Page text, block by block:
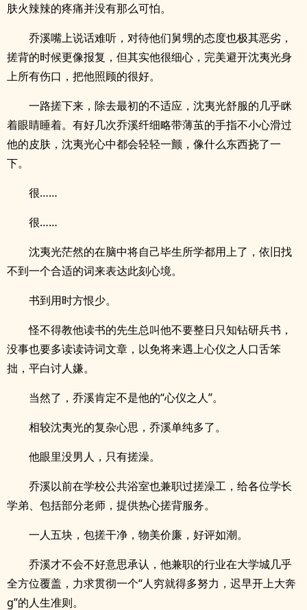
肤火辣辣的疼痛并没有那么可怕。
乔溪嘴上说话难听，对待他们舅甥的态度也极其恶劣，
搓背的时候更像报复，但其实他很细心，完美避开沈夷光身
上所有伤口，把他照顾的很好。
一路搓下来，除去最初的不适应，沈夷光舒服的几乎眯
着眼睛睡着。有好几次乔溪纤细略带薄茧的手指不小心滑过
他的皮肤，沈夷光心中都会轻轻一颤，像什么东西挠了一
下。
很……
很……
沈夷光茫然的在脑中将自己毕生所学都用上了，依旧找
不到一个合适的词来表达此刻心境。
书到用时方恨少。
怪不得教他读书的先生总叫他不要整日只知钻研兵书，
没事也要多读读诗词文章，以免将来遇上心仪之人口舌笨
拙，平白讨人嫌。
当然了，乔溪肯定不是他的“心仪之人”。
相较沈夷光的复杂心思，乔溪单纯多了。
他眼里没男人，只有搓澡。
乔溪以前在学校公共浴室也兼职过搓澡工，给各位学长
学弟、包括部分老师，提供热心搓背服务。
一人五块，包搓干净，物美价廉，好评如潮。
乔溪才不会不好意思承认，他兼职的行业在大学城几乎
全方位覆盖，力求贯彻一个“人穷就得多努力，迟早开上大奔
g”的人生准则。